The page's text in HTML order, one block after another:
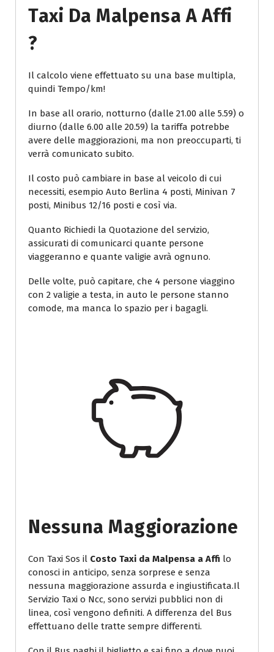
Taxi Da Malpensa A Affi
?
Il calcolo viene effettuato su una base multipla,
quindi Tempo/km!
In base all orario, notturno (dalle 21.00 alle 5.59) o
diurno (dalle 6.00 alle 20.59) la tariffa potrebbe
avere delle maggiorazioni, ma non preoccuparti, ti
verrà comunicato subito.
Il costo può cambiare in base al veicolo di cui
necessiti, esempio Auto Berlina 4 posti, Minivan 7
posti, Minibus 12/16 posti e così via.
Quanto Richiedi la Quotazione del servizio,
assicurati di comunicarci quante persone
viaggeranno e quante valigie avrà ognuno.
Delle volte, può capitare, che 4 persone viaggino
con 2 valigie a testa, in auto le persone stanno
comode, ma manca lo spazio per i bagagli.
Nessuna Maggiorazione
Con Taxi Sos il Costo Taxi da Malpensa a Affi lo
conosci in anticipo, senza sorprese e senza
nessuna maggiorazione assurda e ingiustificata.Il
Servizio Taxi o Ncc, sono servizi pubblici non di
linea, così vengono definiti. A differenza del Bus
effettuano delle tratte sempre differenti.